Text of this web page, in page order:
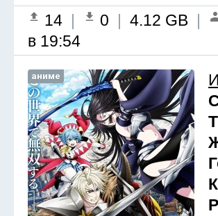
14 | 0 | 4.12 GB |
в 19:54
аниме